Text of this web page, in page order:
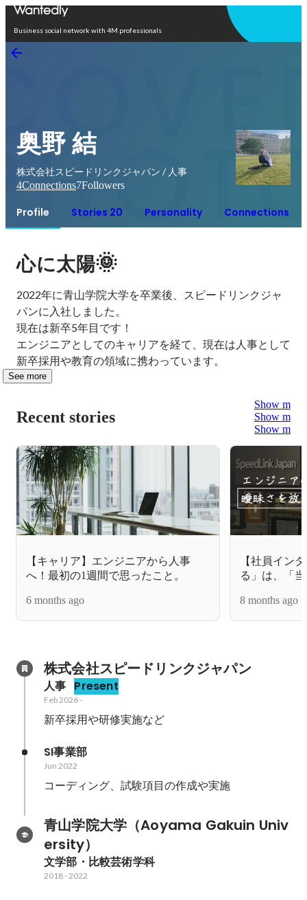
Business social network with 4M professionals
奥野 結
株式会社スピードリンクジャパン / 人事
4Connections7Followers
Profile Stories 20 Personality Connections
心に太陽🌞
2022年に青山学院大学を卒業後、スピードリンクジャ
パンに入社しました。
現在は新卒5年目です！
エンジニアとしてのキャリアを経て、現在は人事として
新卒採用や教育の領域に携わっています。
See more
Recent stories
Show more
Show more
Show more
【キャリア】エンジニアから人事
へ！最初の1週間で思ったこと。
6 months ago
【社員イン
る」は、「
8 months ago
株式会社スピードリンクジャパン
人事 Present
Feb 2026-
新卒採用や研修実施など
SI事業部
Jun 2022
コーディング、試験項目の作成や実施
青山学院大学（Aoyama Gakuin Univ
ersity）
文学部・比較芸術学科
2018- 2022